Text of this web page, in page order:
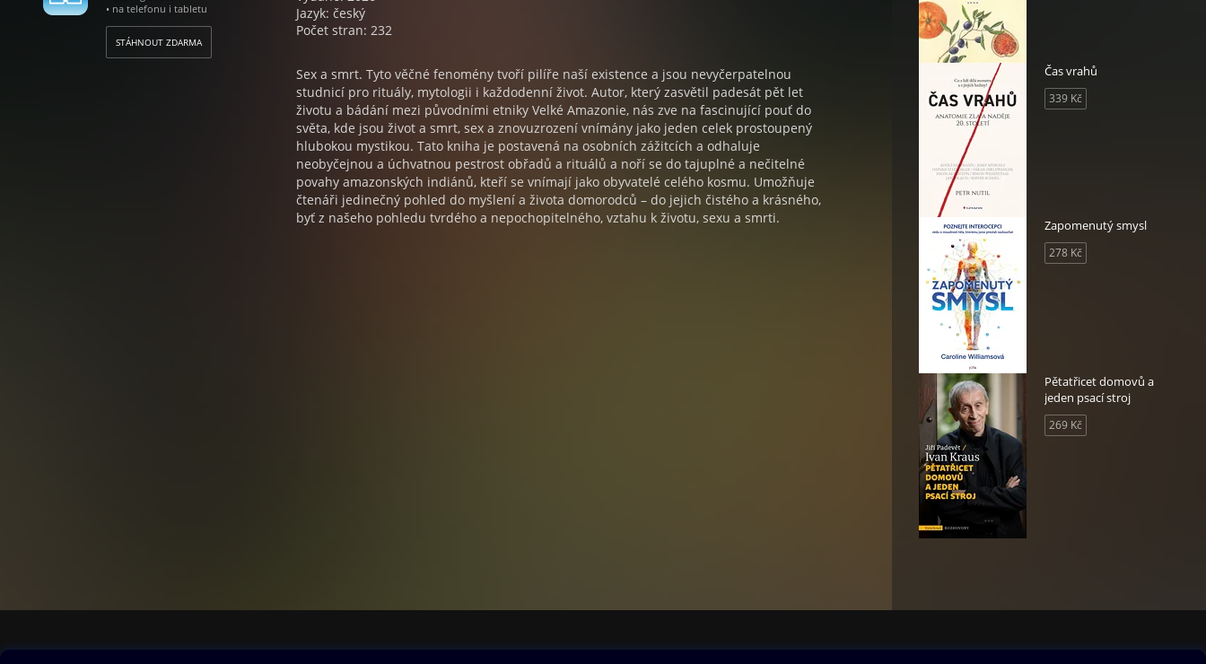
• na telefonu i tabletu
STÁHNOUT ZDARMA
Jazyk: český
Počet stran: 232
Sex a smrt. Tyto věčné fenomény tvoří pilíře naší existence a jsou nevyčerpatelnou
studnicí pro rituály, mytologii i každodenní život. Autor, který zasvětil padesát pět let
životu a bádání mezi původními etniky Velké Amazonie, nás zve na fascinující pouť do
světa, kde jsou život a smrt, sex a znovuzrození vnímány jako jeden celek prostoupený
hlubokou mystikou. Tato kniha je postavená na osobních zážitcích a odhaluje
neobyčejnou a úchvatnou pestrost obřadů a rituálů a noří se do tajuplné a nečitelné
povahy amazonských indiánů, kteří se vnímají jako obyvatelé celého kosmu. Umožňuje
čtenáři jedinečný pohled do myšlení a života domorodců – do jejich čistého a krásného,
byť z našeho pohledu tvrdého a nepochopitelného, vztahu k životu, sexu a smrti.
Čas vrahů
339 Kč
Zapomenutý smysl
278 Kč
Pětatřicet domovů a
jeden psací stroj
269 Kč